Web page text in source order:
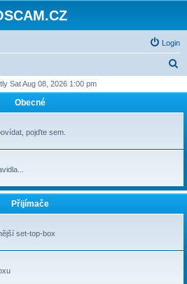
Login
r
h
Sat Aug 08, 2026 1:00 pm
Obecné
pojďte sem.
Přijímače
set-top-box